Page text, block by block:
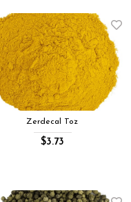
Zerdecal Toz
$3.73